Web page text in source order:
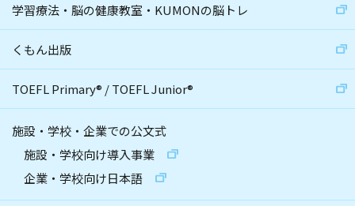
学習療法・脳の健康教室・KUMONの脳トレ
くもん出版
TOEFL Primary® /TOEFL Junior®
施設・学校・企業での公文式
施設・学校向け導入事業
企業・学校向け日本語